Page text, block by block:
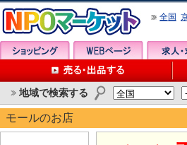
全国
地域で検索する
モールのお店